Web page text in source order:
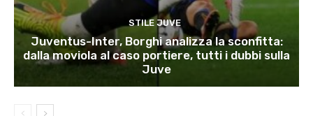
STILE JUVE
Juventus-Inter, Borghi analizza la sconfitta:
dalla moviola al caso portiere, tutti i dubbi sulla
Juve